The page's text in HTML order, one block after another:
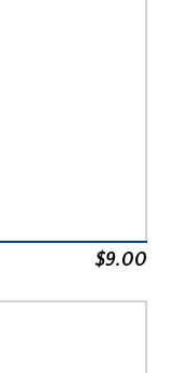
$9.00